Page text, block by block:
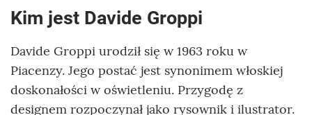
Kim jest Davide Groppi
Davide Groppi urodził się w 1963 roku w
Piacenzy. Jego postać jest synonimem włoskiej
doskonałości w oświetleniu. Przygodę z
designem rozpoczynał jako rysownik i ilustrator.